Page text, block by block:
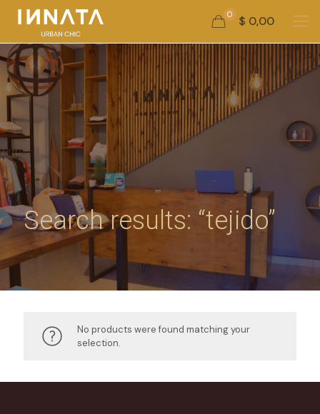
0 $ 0,00
Search results: “tejido”
No products were found matching your
selection.